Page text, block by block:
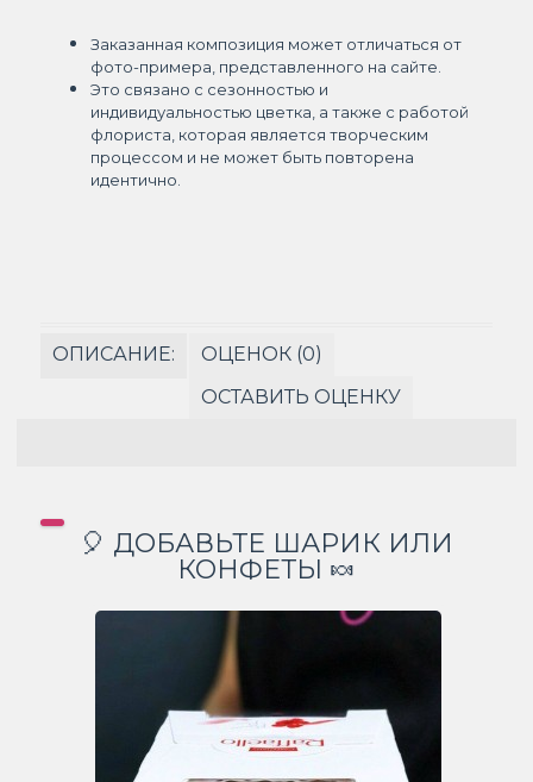
Заказанная композиция может отличаться от
фото-примера, представленного на сайте.
Это связано с сезонностью и
индивидуальностью цветка, а также с работой
флориста, которая является творческим
процессом и не может быть повторена
идентично.
ОПИСАНИЕ:
ОЦЕНОК (0)
ОСТАВИТЬ ОЦЕНКУ
🎈 ДОБАВЬТЕ ШАРИК ИЛИ
КОНФЕТЫ 🍬